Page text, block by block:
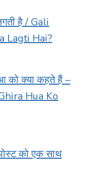
है / Gali
Lagti Hai?
को क्या कहते हैं –
Hua Ko
को एक साथ